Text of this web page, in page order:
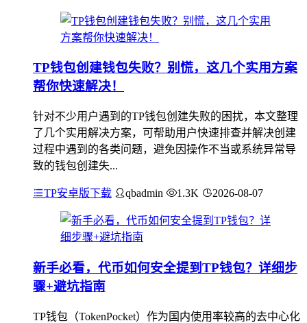
TP钱包创建钱包失败？别慌，这几个实用方案
帮你快速解决！
针对不少用户遇到的TP钱包创建失败的困扰，本文整理
了几个实用解决方案，可帮助用户快速排查并解决创建
过程中遇到的各类问题，避免因操作不当或系统异常导
致的钱包创建失...
TP安卓版下载 qbadmin 1.3K 2026-08-07
新手必看，代币如何安全提到TP钱包？详细步
骤+避坑指南
TP钱包（TokenPocket）作为国内使用率较高的去中心化